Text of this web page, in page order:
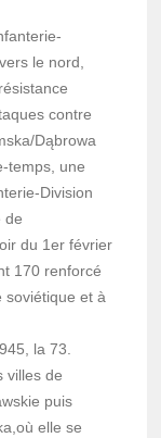
le nord,
contre
Dąbrowa
temps, une
Division
de
du 1er février
170 renforcé
soviétique et à
la 73.
villes de
puis
elle se